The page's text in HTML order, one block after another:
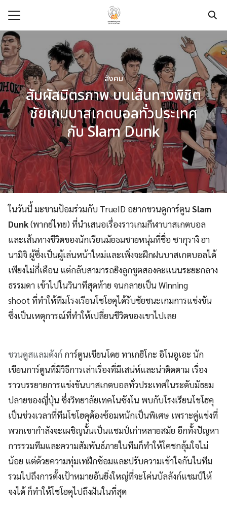
content
Search
for:
สังคม
สัมผัสมิตรภาพ บนเส้นทางพิชิต
ชัยเกมบาสเกตบอลทั่วประเทศ
กับ Slam Dunk
ในวันนี้ มะขามป้อมร่วมกับ TrueID อยากชวนดูการ์ตูนSlam
Dunk(พากย์ไทย) ที่นำเสนอเรื่องราวเกมกีฬาบาสเกตบอล
และเส้นทางชีวิตของนักเรียนมัยธมชายหนุ่มที่ชื่อ ซากุรางิ ฮา
นามิจิ ผู้ซึ่งเป็นผู้เล่นหน้าใหม่และเพิ่งจะฝึกฝนบาสเกตบอลได้
เพียงไม่กี่เดือน แต่กลับสามารถยิงลูกชูตสองคะแนนระยะกลาง
ธรรมดา เข้าไปในวินาทีสุดท้าย จนกลายเป็น Winning
shoot ที่ทำให้ทีมโรงเรียนโชโฮคุได้รับชัยชนะเกมการแข่งขัน
ซึ่งเป็นเหตุการณ์ที่ทำให้เปลี่ยนชีวิตของเขาไปเลย
ชวนดูสแลมดังก์ การ์ตูนเขียนโดย ทาเกฮิโกะ อิโนอูเอะ นัก
เขียนการ์ตูนที่มีวิธีการเล่าเรื่องที่มีเสน่ห์และน่าติดตาม เรื่อง
ราวบรรยายการแข่งขันบาสเกตบอลทั่วประเทศในระดับมัธยม
ปลายของญี่ปุ่น ซึ่งวิทยาลัยเทคโนซังโน พบกับโรงเรียนโชโฮคุ
เป็นช่วงเวลาที่ทีมโชโฮคุต้องซ้อมหนักเป็นพิเศษ เพราะคู่แข่งที่
พวกเขากำลังจะเผชิญนั้นเป็นแชมป์เก่าหลายสมัย อีกทั้งปัญหา
การรวมทีมและความสัมพันธ์ภายในทีมก็ทำให้โคชกลุ้มใจไม่
น้อย แต่ด้วยความทุ่มเทฝึกซ้อมและปรับความเข้าใจกันในทีม
รวมไปถึงการตั้งเป้าหมายอันยิ่งใหญ่ที่จะโค่นบัลลังก์แชมป์ให้
จงได้ ก็ทำให้โชโฮคุไปถึงฝันในที่สุด